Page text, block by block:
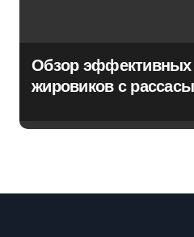
Обзор эффективных
жировиков с